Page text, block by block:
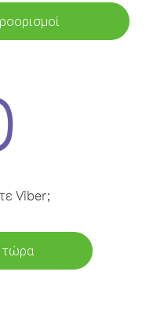
Viber;
τώρα